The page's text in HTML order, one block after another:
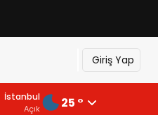
Giriş Yap
İstanbul
Açık 25 °